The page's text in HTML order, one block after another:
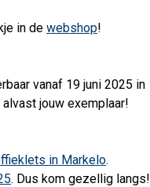
in de webshop!
vanaf 19 juni 2025 in
jouw exemplaar!
in Markelo.
. Dus kom gezellig langs!